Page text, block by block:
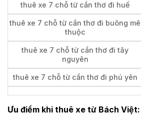
thuê xe 7 chỗ từ cần thơ đi huế
thuê xe 7 chỗ từ cần thơ đi buông mê
thuộc
thuê xe 7 chỗ từ cần thơ đi tây
nguyên
thuê xe 7 chỗ từ cần thơ đi phú yên
Ưu điểm khi thuê xe từ Bách Việt: